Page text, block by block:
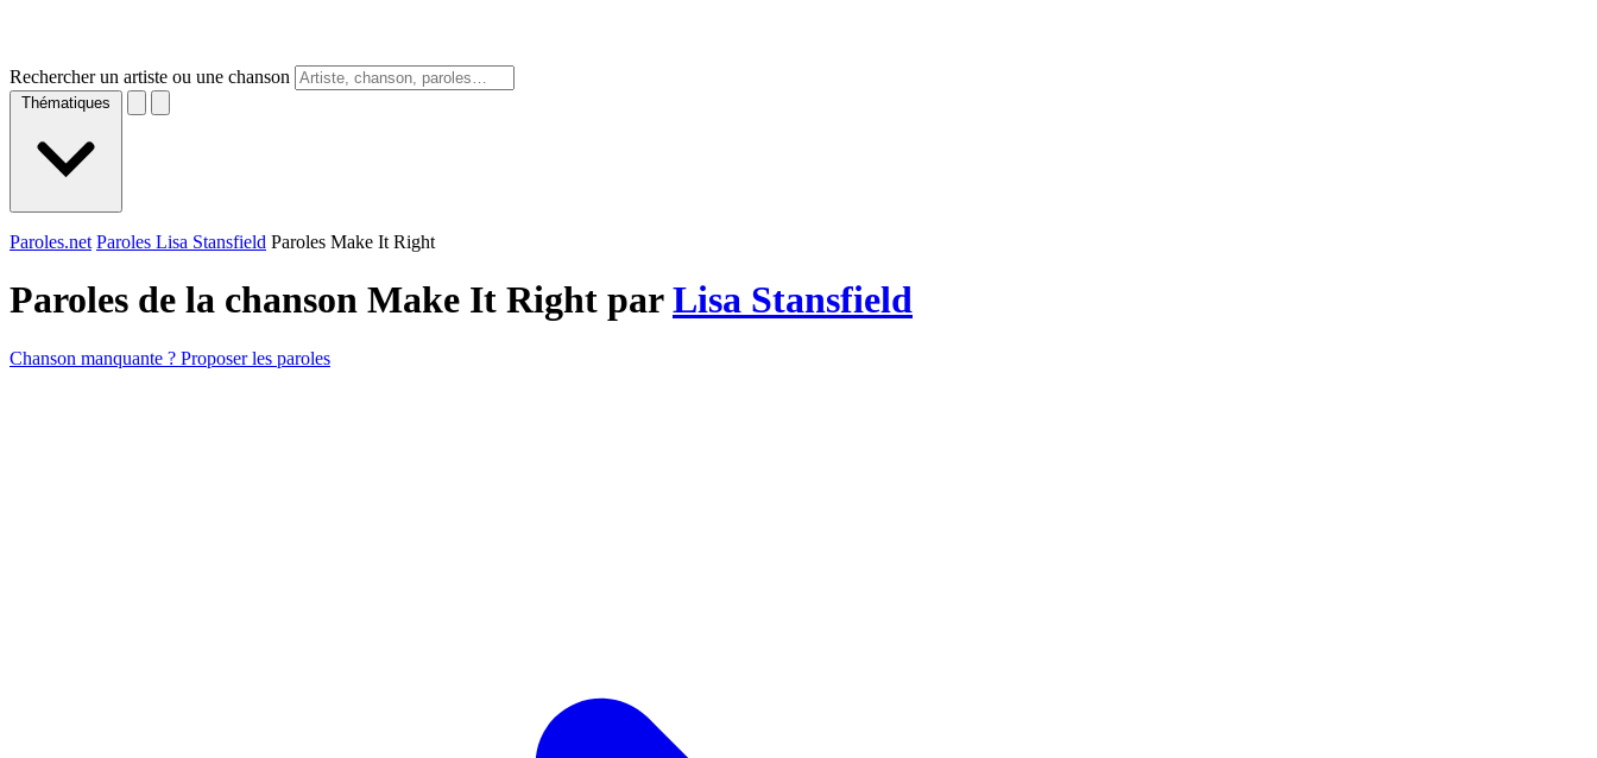
Rechercher un artiste ou une chanson
Thématiques
Paroles.net Paroles Lisa Stansfield Paroles Make It Right
Paroles de la chanson Make It Right parLisa Stansfield
Chanson manquante ? Proposer les paroles